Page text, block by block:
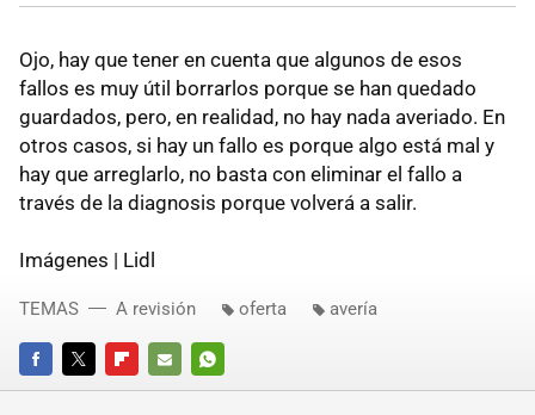
Ojo, hay que tener en cuenta que algunos de esos
fallos es muy útil borrarlos porque se han quedado
guardados, pero, en realidad, no hay nada averiado. En
otros casos, si hay un fallo es porque algo está mal y
hay que arreglarlo, no basta con eliminar el fallo a
través de la diagnosis porque volverá a salir.
Imágenes | Lidl
FACEBOOKTWITTERFLIPBOARD
E-
WHATSAPP
TEMAS A revisión oferta avería